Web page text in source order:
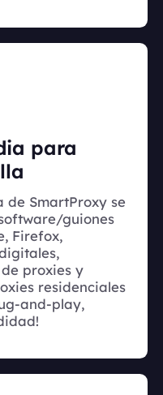
para
de SmartProxy se
guiones
Firefox,
proxies y
residenciales
and-play,